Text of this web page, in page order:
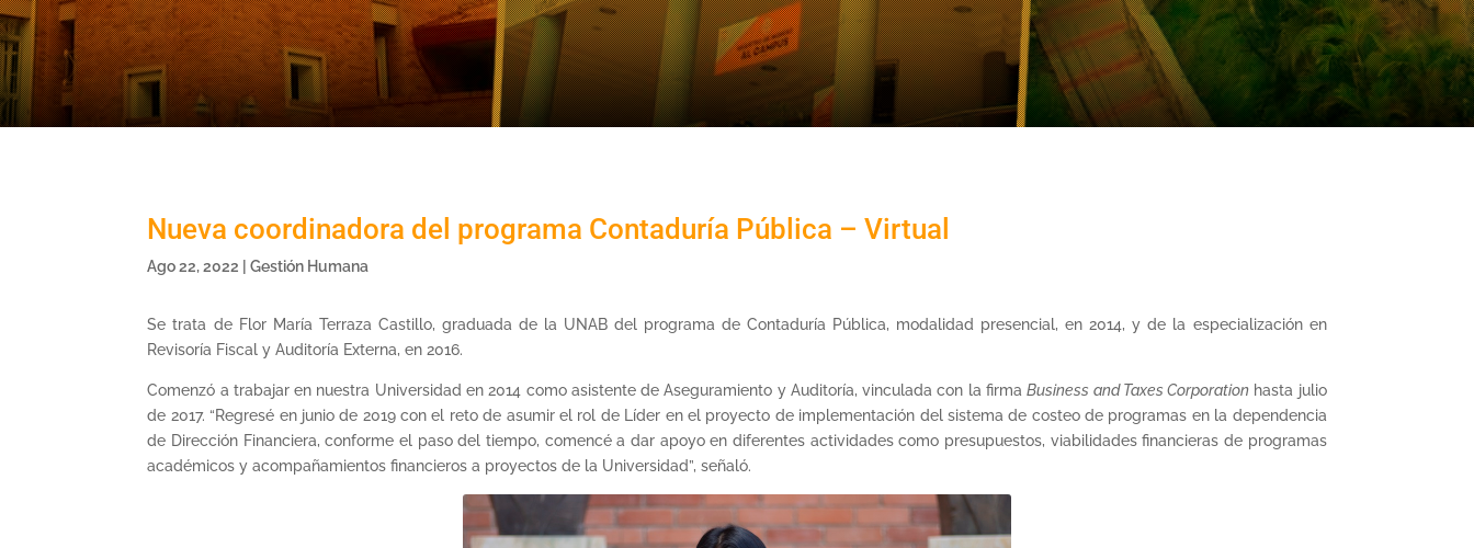
Nueva coordinadora del programa Contaduría Pública – Virtual
Ago 22, 2022 |Gestión Humana
Se trata de Flor María Terraza Castillo, graduada de la UNAB del programa de Contaduría Pública, modalidad presencial, en 2014, y de la especialización en
Revisoría Fiscal y Auditoría Externa, en 2016.
Comenzó a trabajar en nuestra Universidad en 2014 como asistente de Aseguramiento y Auditoría, vinculada con la firmaBusiness and Taxes Corporation hasta julio
de 2017. “Regresé en junio de 2019 con el reto de asumir el rol de Líder en el proyecto de implementación del sistema de costeo de programas en la dependencia
de Dirección Financiera, conforme el paso del tiempo, comencé a dar apoyo en diferentes actividades como presupuestos, viabilidades financieras de programas
académicos y acompañamientos financieros a proyectos de la Universidad”, señaló.